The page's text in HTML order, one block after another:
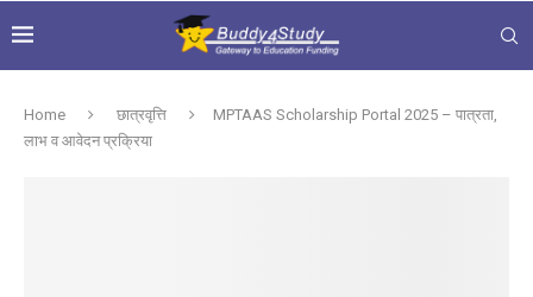
Home छात्रवृत्ति
MPTAAS Scholarship Portal 2025 – पात्रता,
लाभ व आवेदन प्रक्रिया